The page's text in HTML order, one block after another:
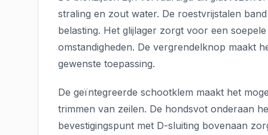
straling en zout water. De roestvrijstalen
belasting. Het glijlager zorgt voor een
omstandigheden. De vergrendelknop maakt
gewenste toepassing.
De geïntegreerde schootklem maakt het
trimmen van zeilen. De hondsvot onderaan
bevestigingspunt met D-sluiting bovenaan